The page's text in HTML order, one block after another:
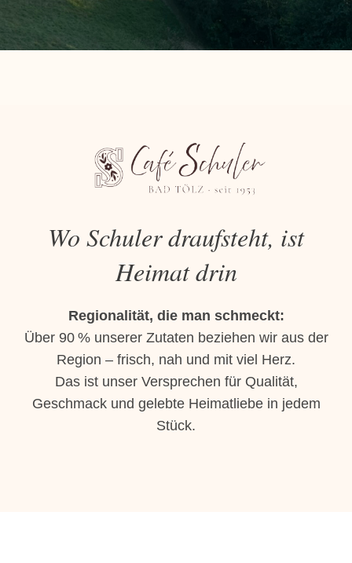
Wo Schuler draufsteht, ist
Heimat drin
Regionalität, die man schmeckt:
Über 90 % unserer Zutaten beziehen wir aus der
Region – frisch, nah und mit viel Herz.
Das ist unser Versprechen für Qualität,
Geschmack und gelebte Heimatliebe in jedem
Stück.